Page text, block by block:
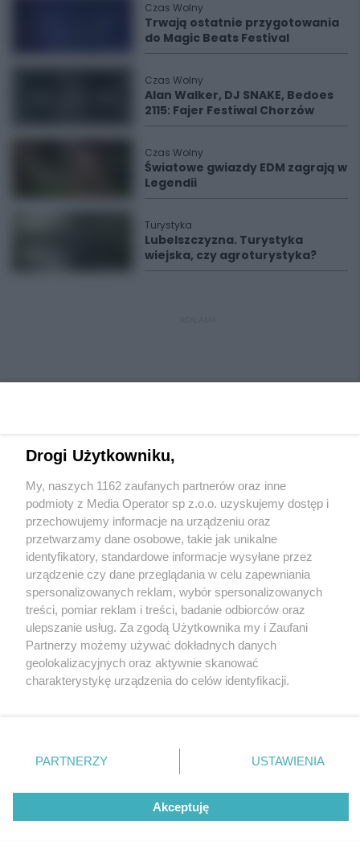
Czas Wolny
Trwają ostatnie przygotowania
do Magic Beats Festival
Czas Wolny
Alan Walker, DJ SNAKE, Bedoes
2115: Fajer Festiwal Chorzów
Czas Wolny
Światowe gwiazdy EDM zagrają w
Legendii
Turystyka
Lubelszczyzna. Turystyka
wiejska, czy agroturystyka?
Wydawca mediówlokalnych
Nie zapomnij
zapoznać się z:
polityką prywatności regulamin korzystania z portali
Twojemiasto
Piekary Śląskie
Chorzów
Tarnowskie Góry
Gliwice
Skontakuj sięz nami
Kontakt
Wydawca
Redakcja
Drogi Użytkowniku,
My, naszych 1162 zaufanych partnerów oraz inne
podmioty z Media Operator sp z.o.o. uzyskujemy dostęp i
przechowujemy informacje na urządzeniu oraz
przetwarzamy dane osobowe, takie jak unikalne
identyfikatory, standardowe informacje wysyłane przez
urządzenie czy dane przeglądania w celu zapewniania
spersonalizowanych reklam, wybór spersonalizowanych
treści, pomiar reklam i treści, badanie odbiorców oraz
ulepszanie usług. Za zgodą Użytkownika my i Zaufani
Partnerzy możemy używać dokładnych danych
geolokalizacyjnych oraz aktywnie skanować
charakterystykę urządzenia do celów identyfikacji.
zmienić/wycofać klikając przycisk ustawień prywatności
znajdujący się w lewym dolnym rogu strony
rodzaje przetwarzania danych nie wymagają zgody
użytkownika, ale masz prawo sprzeciwić się takiemu
przetwarzaniu. Preferencje będą miały zastosowania tylko
PARTNERZY USTAWIENIA
Akceptuję